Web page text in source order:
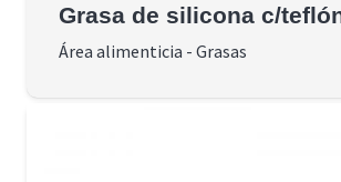
Grasa de silicona c/
Área alimenticia - Grasas